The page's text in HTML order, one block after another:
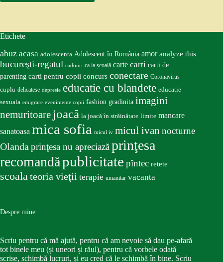
Etichete
abuz acasa adolescenta Adolescent în România amor analyze this
bucureşti-regatul cadouri ca la școală carte carti carti de
parenting carti pentru copii concurs conectare Coronavirus
cuplu delicatese depresie educatie cu blandete educatie
sexuala emigrare evenimente copii fashion gradinita imagini
nemuritoare joacă la joacă în străinătate limite mancare
sanatoasa mica sofia micul iv micul ivan nocturne
Olandaprinţesa nu apreciazăprinţesa
recomandăpublicitate pîntec retete
scoalateoria vieţii terapie umanitar vacanta
Despre mine
Scriu pentru că mă ajută, pentru că am nevoie să dau pe-afară
tot binele meu (și uneori și răul), pentru că vorbele odată
scrise, schimbă lucruri, și eu cred că le schimbă în bine. Scriu